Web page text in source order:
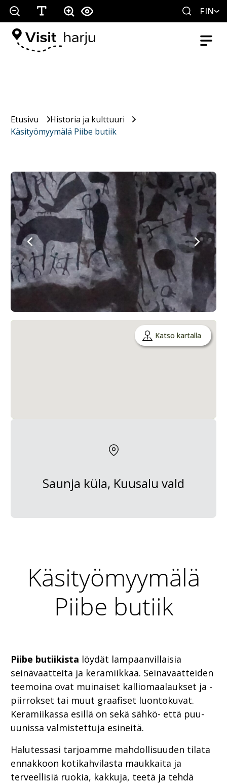
FIN
Etusivu
Historia ja kulttuuri
Käsityömyymälä Piibe butiik
Katso kartalla
Saunja küla, Kuusalu vald
Käsityömyymälä
Piibe butiik
Piibe butiikista löydät lampaanvillaisia
seinävaatteita ja keramiikkaa. Seinävaatteiden
teemoina ovat muinaiset kalliomaalaukset ja -
piirrokset tai muut graafiset luontokuvat.
Keramiikassa esillä on sekä sähkö- että puu-
uunissa valmistettuja esineitä.
Halutessasi tarjoamme mahdollisuuden tilata
ennakkoon kotikahvilasta maukkaita ja
terveellisiä ruokia, kakkuja, teetä ja tehdä